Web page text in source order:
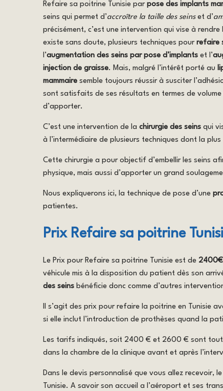
Refaire sa poitrine Tunisie par pose des implants
seins qui permet d’accroître la taille des seinset d’
précisément, c’est une intervention qui vise à
existe sans doute, plusieurs techniques pour refaire
l’augmentation des seins par pose d’implants et l’
injection de graisse. Mais, malgré l’intérêt porté au
mammaire semble toujours réussir à susciter
sont satisfaits de ses résultats en termes de volume
d’apporter.
C’est une intervention de la chirurgie des seins qui
à l’intermédiaire de plusieurs techniques dont la
Cette chirurgie a pour objectif d’embellir les seins
physique, mais aussi d’apporter un grand
Nous expliquerons ici, la technique de pose d’une
patientes.
Prix Refaire sa poitrine
Le Prix pour Refaire sa poitrine Tunisie est de 2400€
véhicule mis à la disposition du patient dès son
des seins bénéficie donc comme d’autres
Il s’agit des prix pour refaire la poitrine en Tunisie
si elle inclut l’introduction de prothèses quand la
Les tarifs indiqués, soit 2400 € et 2600 € sont tout
dans la chambre de la clinique avant et après
Dans le devis personnalisé que vous allez recevoir,
Tunisie. A savoir son accueil a l’aéroport et ses